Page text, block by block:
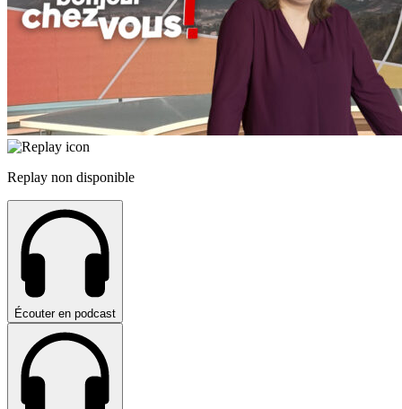
Replay non disponible
Écouter en podcast